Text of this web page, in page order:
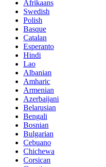
Afrikaans
Swedish
Polish
Basque
Catalan
Esperanto
Hindi
Lao
Albanian
Amharic
Armenian
Azerbaijani
Belarusian
Bengali
Bosnian
Bulgarian
Cebuano
Chichewa
Corsican